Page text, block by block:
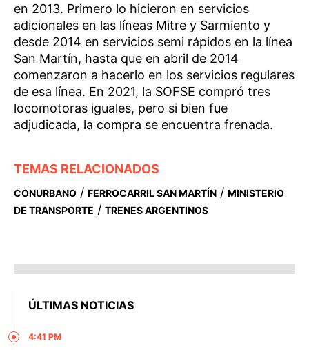
en 2013. Primero lo hicieron en servicios
adicionales en las líneas Mitre y Sarmiento y
desde 2014 en servicios semi rápidos en la línea
San Martín, hasta que en abril de 2014
comenzaron a hacerlo en los servicios regulares
de esa línea. En 2021, la SOFSE compró tres
locomotoras iguales, pero si bien fue
adjudicada, la compra se encuentra frenada.
TEMAS RELACIONADOS
CONURBANO / FERROCARRIL SAN MARTÍN / MINISTERIO
DE TRANSPORTE / TRENES ARGENTINOS
ÚLTIMAS NOTICIAS
4:41 PM